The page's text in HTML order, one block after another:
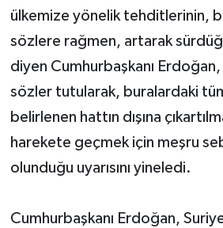
ülkemize yönelik tehditlerinin,
sözlere rağmen, artarak
diyen Cumhurbaşkanı
sözler tutularak, buralardaki
belirlenen hattın dışına
harekete geçmek için meşru
olunduğu uyarısını yineledi.
Cumhurbaşkanı Erdoğan,